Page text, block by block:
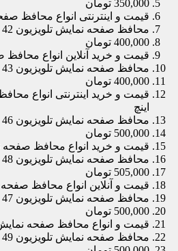
350,000 تومان
قیمت و اینترنتی انواع محافظ صفحه
محافظ صفحه نمایش تلویزیون 42 اینچ
400,000 تومان
قیمت و خرید آنلاین انواع محافظ
محافظ صفحه نمایش تلویزیون 43 اینچ
400,000 تومان
اینچ
محافظ صفحه نمایش تلویزیون 46 اینچ
500,000 تومان
قیمت و خرید انواع محافظ صفحه نمایش
محافظ صفحه نمایش تلویزیون 48 اینچ
505,000 تومان
قیمت و آنلاین انواع محافظ صفحه
محافظ صفحه نمایش تلویزیون 47 اینچ
500,000 تومان
قیمت و انواع محافظ صفحه نمایش
محافظ صفحه نمایش تلویزیون 49 اینچ